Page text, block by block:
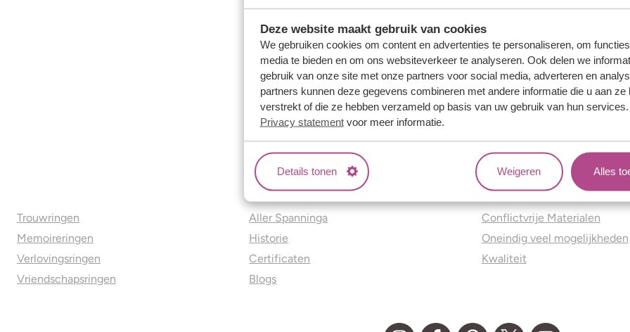
Deze website maakt gebruik van cookies
We gebruiken cookies om content en advertenties te personaliseren, om
media te bieden en om ons websiteverkeer te analyseren. Ook delen we
gebruik van onze site met onze partners voor social media, adverteren en
partners kunnen deze gegevens combineren met andere informatie die u aan ze
verstrekt of die ze hebben verzameld op basis van uw gebruik van hun
Privacy statementvoor meer informatie.
Details tonen Weigeren Alles
Trouwringen
Memoireringen
Verlovingsringen
Vriendschapsringen
Over ons
Aller Spanninga
Historie
Certificaten
Blogs
Jouw voordelen
Conflictvrije Materialen
Oneindig veel mogelijkheden
Kwaliteit